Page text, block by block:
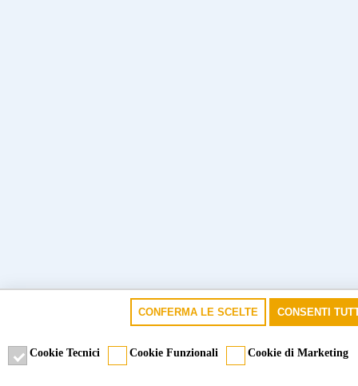
CONFERMA LE SCELTE CONSENTI
Cookie Tecnici Cookie Funzionali Cookie di Marketing